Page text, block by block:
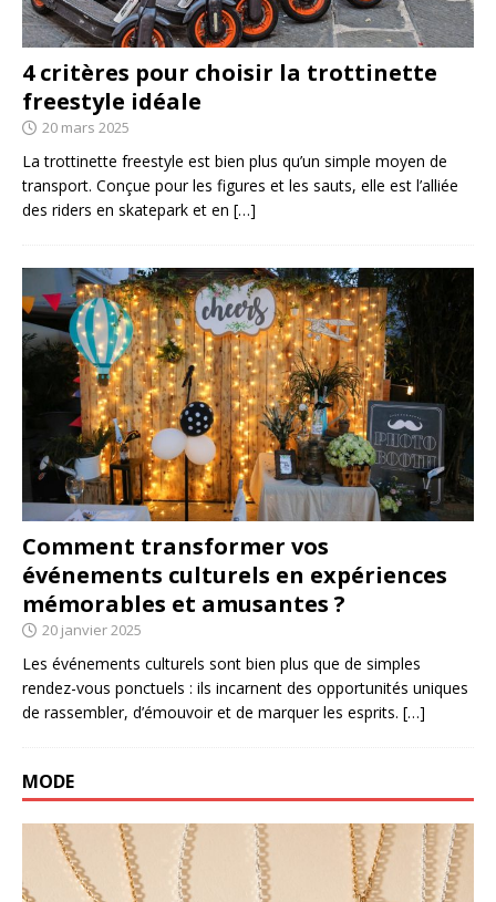
4 critères pour choisir la trottinette
freestyle idéale
20 mars 2025
La trottinette freestyle est bien plus qu’un simple moyen de
transport. Conçue pour les figures et les sauts, elle est l’alliée
des riders en skatepark et en […]
Comment transformer vos
événements culturels en expériences
mémorables et amusantes ?
20 janvier 2025
Les événements culturels sont bien plus que de simples
rendez-vous ponctuels : ils incarnent des opportunités uniques
de rassembler, d’émouvoir et de marquer les esprits. […]
MODE